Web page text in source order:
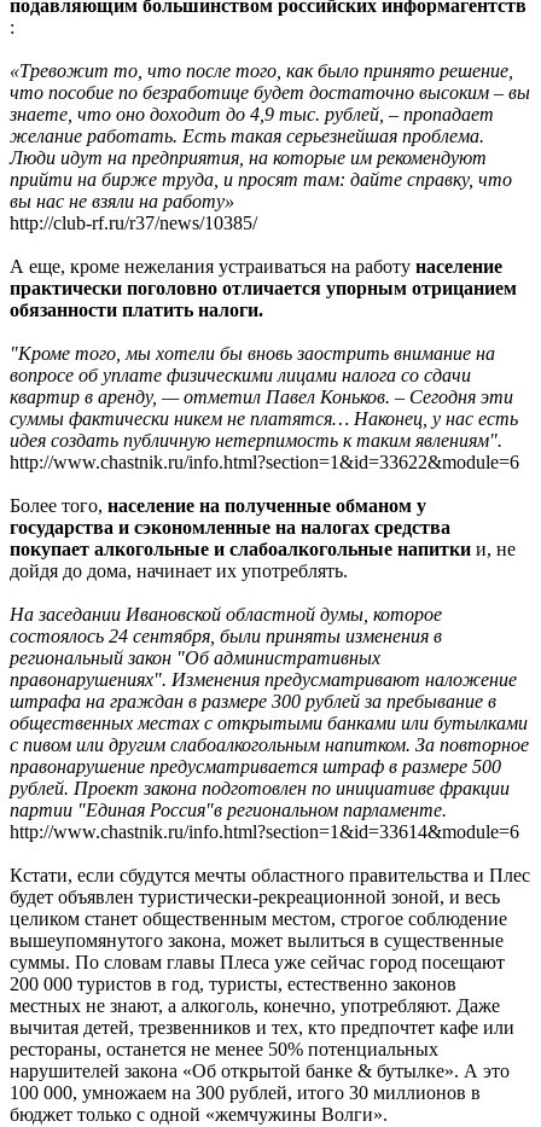
подавляющим большинством российских информагентств
:
«Тревожит то, что после того, как было принято решение,
что пособие по безработице будет достаточно высоким – вы
знаете, что оно доходит до 4,9 тыс. рублей, – пропадает
желание работать. Есть такая серьезнейшая проблема.
Люди идут на предприятия, на которые им рекомендуют
прийти на бирже труда, и просят там: дайте справку, что
вы нас не взяли на работу»
http://club-rf.ru/r37/news/10385/
А еще, кроме нежелания устраиваться на работу население
практически поголовно отличается упорным отрицанием
обязанности платить налоги.
"Кроме того, мы хотели бы вновь заострить внимание на
вопросе об уплате физическими лицами налога со сдачи
квартир в аренду, — отметил Павел Коньков. – Сегодня эти
суммы фактически никем не платятся… Наконец, у нас есть
идея создать публичную нетерпимость к таким явлениям".
http://www.chastnik.ru/info.html?section=1&id=33622&module=6
Более того, население на полученные обманом у
государства и сэкономленные на налогах средства
покупает алкогольные и слабоалкогольные напитки и, не
дойдя до дома, начинает их употреблять.
На заседании Ивановской областной думы, которое
состоялось 24 сентября, были приняты изменения в
региональный закон "Об административных
правонарушениях". Изменения предусматривают наложение
штрафа на граждан в размере 300 рублей за пребывание в
общественных местах с открытыми банками или бутылками
с пивом или другим слабоалкогольным напитком. За повторное
правонарушение предусматривается штраф в размере 500
рублей. Проект закона подготовлен по инициативе фракции
партии "Единая Россия"в региональном парламенте.
http://www.chastnik.ru/info.html?section=1&id=33614&module=6
Кстати, если сбудутся мечты областного правительства и Плес
будет объявлен туристически-рекреационной зоной, и весь
целиком станет общественным местом, строгое соблюдение
вышеупомянутого закона, может вылиться в существенные
суммы. По словам главы Плеса уже сейчас город посещают
200 000 туристов в год, туристы, естественно законов
местных не знают, а алкоголь, конечно, употребляют. Даже
вычитая детей, трезвенников и тех, кто предпочтет кафе или
рестораны, останется не менее 50% потенциальных
нарушителей закона «Об открытой банке & бутылке». А это
100 000, умножаем на 300 рублей, итого 30 миллионов в
бюджет только с одной «жемчужины Волги».